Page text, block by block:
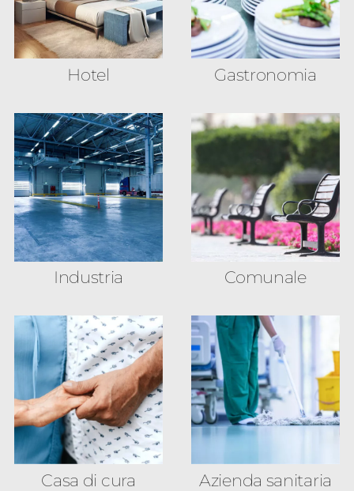
Hotel Gastronomia
Industria Comunale
Casa di cura Azienda sanitaria